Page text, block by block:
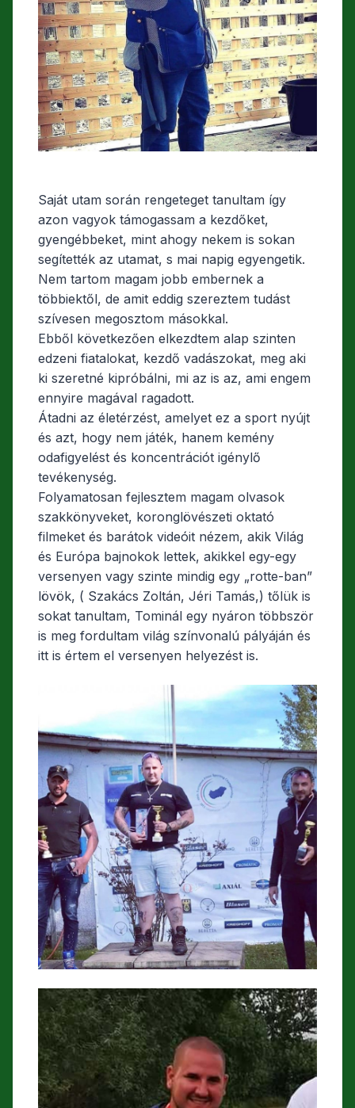
Saját utam során rengeteget tanultam így
azon vagyok támogassam a kezdőket,
gyengébbeket, mint ahogy nekem is sokan
segítették az utamat, s mai napig egyengetik.
Nem tartom magam jobb embernek a
többiektől, de amit eddig szereztem tudást
szívesen megosztom másokkal.
Ebből következően elkezdtem alap szinten
edzeni fiatalokat, kezdő vadászokat, meg aki
ki szeretné kipróbálni, mi az is az, ami engem
ennyire magával ragadott.
Átadni az életérzést, amelyet ez a sport nyújt
és azt, hogy nem játék, hanem kemény
odafigyelést és koncentrációt igénylő
tevékenység.
Folyamatosan fejlesztem magam olvasok
szakkönyveket, koronglövészeti oktató
filmeket és barátok videóit nézem, akik Világ
és Európa bajnokok lettek, akikkel egy-egy
versenyen vagy szinte mindig egy „rotte-ban”
lövök, ( Szakács Zoltán, Jéri Tamás,) tőlük is
sokat tanultam, Tominál egy nyáron többször
is meg fordultam világ színvonalú pályáján és
itt is értem el versenyen helyezést is.